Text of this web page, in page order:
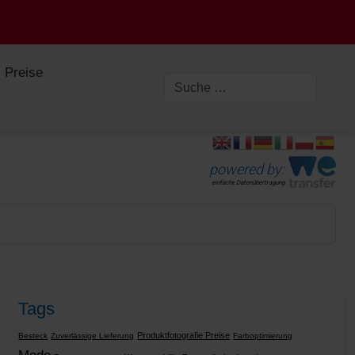
Preise
powered by:
einfache Datenübertragung
Tags
Besteck Zuverlässige Lieferung Produktfotografie Preise Farboptimierung